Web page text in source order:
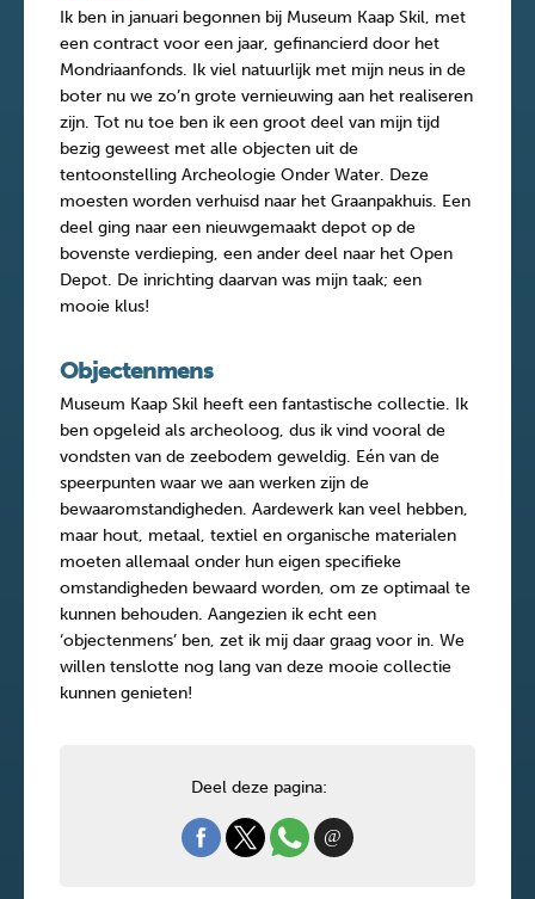
Ik ben in januari begonnen bij Museum Kaap Skil, met
een contract voor een jaar, gefinancierd door het
Mondriaanfonds. Ik viel natuurlijk met mijn neus in de
boter nu we zo’n grote vernieuwing aan het realiseren
zijn. Tot nu toe ben ik een groot deel van mijn tijd
bezig geweest met alle objecten uit de
tentoonstelling Archeologie Onder Water. Deze
moesten worden verhuisd naar het Graanpakhuis. Een
deel ging naar een nieuwgemaakt depot op de
bovenste verdieping, een ander deel naar het Open
Depot. De inrichting daarvan was mijn taak; een
mooie klus!
Objectenmens
Museum Kaap Skil heeft een fantastische collectie. Ik
ben opgeleid als archeoloog, dus ik vind vooral de
vondsten van de zeebodem geweldig. Eén van de
speerpunten waar we aan werken zijn de
bewaaromstandigheden. Aardewerk kan veel hebben,
maar hout, metaal, textiel en organische materialen
moeten allemaal onder hun eigen specifieke
omstandigheden bewaard worden, om ze optimaal te
kunnen behouden. Aangezien ik echt een
‘objectenmens’ ben, zet ik mij daar graag voor in. We
willen tenslotte nog lang van deze mooie collectie
kunnen genieten!
Deel deze pagina: